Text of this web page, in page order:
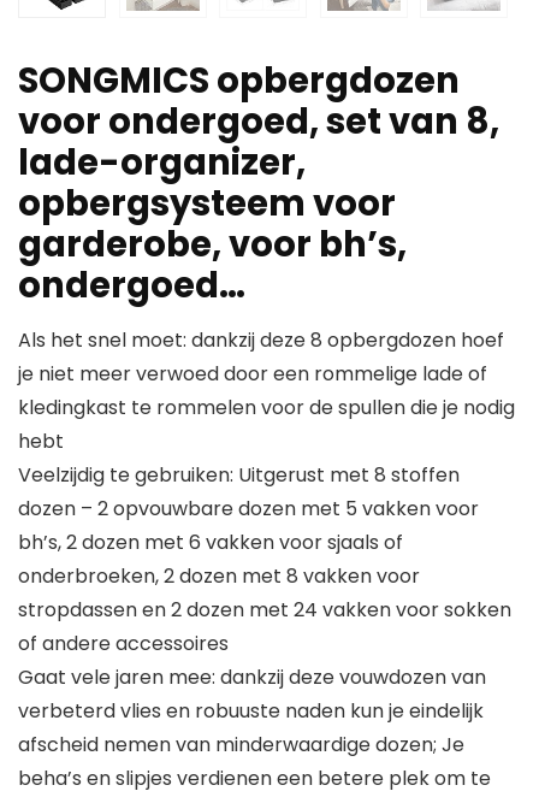
SONGMICS opbergdozen
voor ondergoed, set van 8,
lade-organizer,
opbergsysteem voor
garderobe, voor bh’s,
ondergoed…
Als het snel moet: dankzij deze 8 opbergdozen hoef
je niet meer verwoed door een rommelige lade of
kledingkast te rommelen voor de spullen die je nodig
hebt
Veelzijdig te gebruiken: Uitgerust met 8 stoffen
dozen – 2 opvouwbare dozen met 5 vakken voor
bh’s, 2 dozen met 6 vakken voor sjaals of
onderbroeken, 2 dozen met 8 vakken voor
stropdassen en 2 dozen met 24 vakken voor sokken
of andere accessoires
Gaat vele jaren mee: dankzij deze vouwdozen van
verbeterd vlies en robuuste naden kun je eindelijk
afscheid nemen van minderwaardige dozen; Je
beha’s en slipjes verdienen een betere plek om te